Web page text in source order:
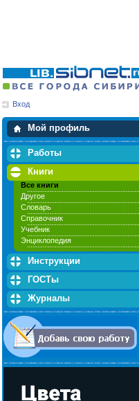
Вход
Мой профиль
Мои закладки
Работы
Книги
Все книги
Другое
Словарь
Справочник
Учебник
Энциклопедия
Инструкции
ГОСТы
Журналы